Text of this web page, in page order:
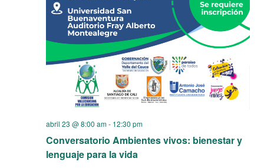
abril 23 @ 8:00 am- 12:30 pm
Conversatorio Ambientes vivos: bienestar y
lenguaje para la vida